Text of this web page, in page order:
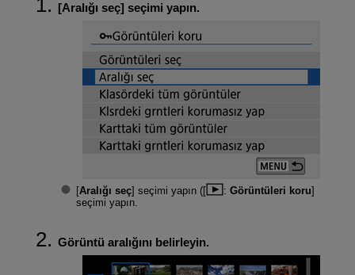
[Aralığı seç] seçimi yapın.
[Aralığı seç] seçimi yapın ([ : Görüntüleri koru]
seçimi yapın.
Görüntü aralığını belirleyin.